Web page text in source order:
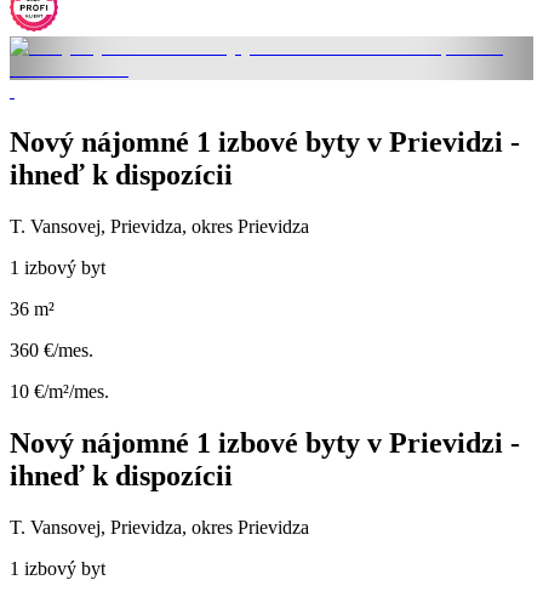
Nový nájomné 1 izbové byty v Prievidzi -
ihneď k dispozícii
T. Vansovej, Prievidza, okres Prievidza
1 izbový byt
36 m²
360 €/mes.
10 €/m²/mes.
Nový nájomné 1 izbové byty v Prievidzi -
ihneď k dispozícii
T. Vansovej, Prievidza, okres Prievidza
1 izbový byt